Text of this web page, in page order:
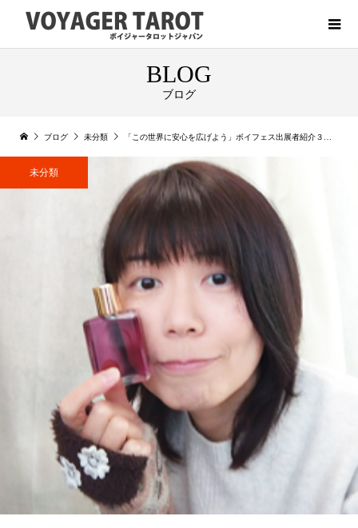
BLOG
ブログ
ブログ 未分類 「この世界に安心を広げよう」ボイフェス出展者紹介３ 平 灯花先生
未分類